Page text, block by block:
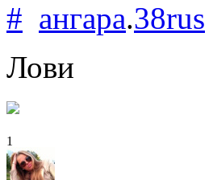
# ангара.38rus
Лови
1